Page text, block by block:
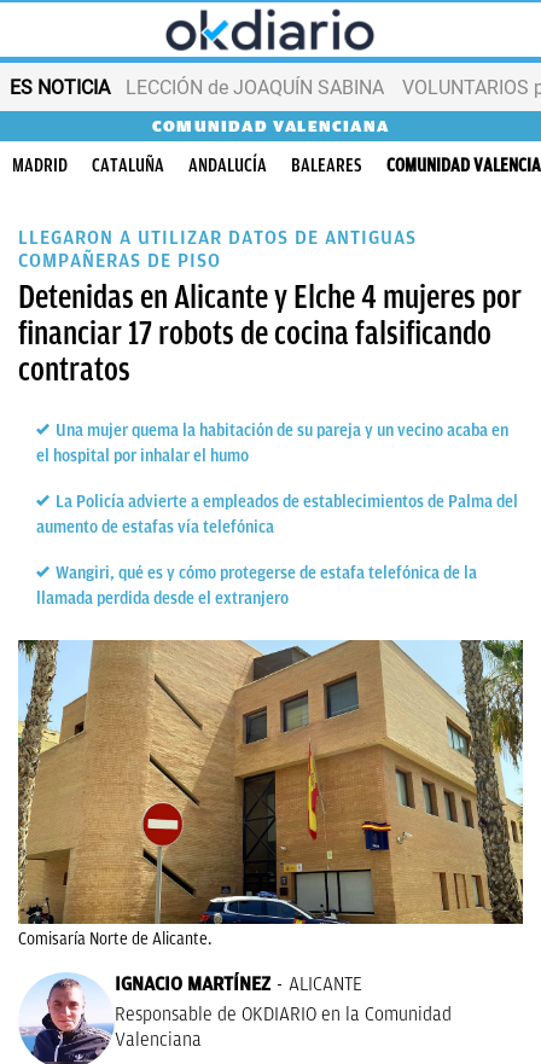
ES NOTICIA LECCIÓN de JOAQUÍN SABINA VOLUNTARIOS
COMUNIDAD VALENCIANA
MADRID CATALUÑA ANDALUCÍA BALEARES COMUNIDAD
LLEGARON A UTILIZAR DATOS DE ANTIGUAS
COMPAÑERAS DE PISO
Detenidas en Alicante y Elche 4 mujeres por
financiar 17 robots de cocina falsificando
contratos
Una mujer quema la habitación de su pareja y un vecino acaba en
el hospital por inhalar el humo
La Policía advierte a empleados de establecimientos de Palma del
aumento de estafas vía telefónica
Wangiri, qué es y cómo protegerse de estafa telefónica de la
llamada perdida desde el extranjero
Comisaría Norte de Alicante.
IGNACIO MARTÍNEZ
ALICANTE
Responsable de OKDIARIO en la Comunidad
Valenciana